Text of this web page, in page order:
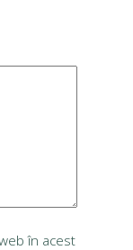
în acest